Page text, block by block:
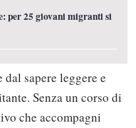
per 25 giovani migranti si
sapere leggere e
Senza un corso di
che accompagni